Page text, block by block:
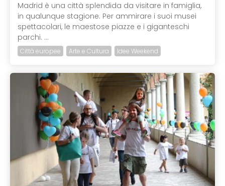
Madrid è una città splendida da visitare in famiglia,
in qualunque stagione. Per ammirare i suoi musei
spettacolari, le maestose piazze e i giganteschi
parchi. ...
Città europee Arte e Cultura Idee Weekend